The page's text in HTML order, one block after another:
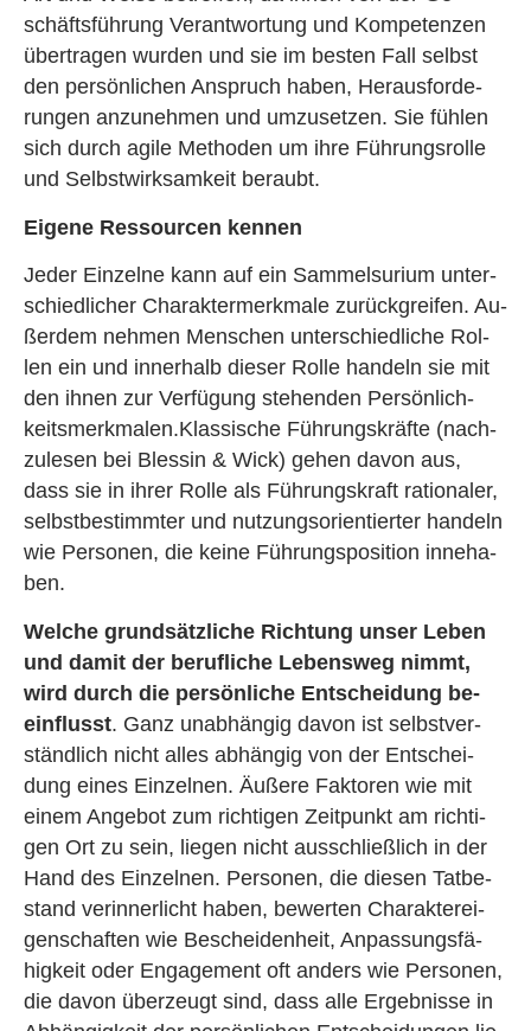
schäfts­füh­rung Ver­ant­wor­tung und Kom­pe­ten­zen
über­tra­gen wur­den und sie im bes­ten Fall selbst
den per­sön­li­chen An­spruch haben, Her­aus­for­de­
run­gen an­zu­neh­men und um­zu­set­zen. Sie füh­len
sich durch agile Me­tho­den um ihre Füh­rungs­rol­le
und Selbst­wirk­sam­keit be­raubt.
Ei­ge­ne Res­sour­cen ken­nen
Jeder Ein­zel­ne kann auf ein Sam­mel­su­ri­um un­ter­
schied­li­cher Cha­rak­ter­merk­ma­le zu­rück­grei­fen. Au­
ßer­dem neh­men Men­schen un­ter­schied­li­che Rol­
len ein und in­ner­halb die­ser Rolle han­deln sie mit
den ihnen zur Ver­fü­gung ste­hen­den Per­sön­lich­
keits­merk­ma­len.Klas­si­sche Füh­rungs­kräf­te (nach­
zu­le­sen bei Bles­sin & Wick) gehen davon aus,
dass sie in ihrer Rolle als Füh­rungs­kraft ra­tio­na­ler,
selbst­be­stimm­ter und nut­zungs­ori­en­tier­ter han­deln
wie Per­so­nen, die keine Füh­rungs­po­si­ti­on in­ne­ha­
ben.
Wel­che grund­sätz­li­che Rich­tung unser Leben
und damit der be­ruf­li­che Le­bens­weg nimmt,
wird durch die per­sön­li­che Ent­schei­dung be­
ein­flusst. Ganz un­ab­hän­gig davon ist selbst­ver­
ständ­lich nicht alles ab­hän­gig von der Ent­schei­
dung eines Ein­zel­nen. Äu­ße­re Fak­to­ren wie mit
einem An­ge­bot zum rich­ti­gen Zeit­punkt am rich­ti­
gen Ort zu sein, lie­gen nicht aus­schlie­ß­lich in der
Hand des Ein­zel­nen. Per­so­nen, die die­sen Tat­be­
stand ver­in­ner­licht haben, be­wer­ten Cha­rak­ter­ei­
gen­schaf­ten wie Be­schei­den­heit, An­pas­sungs­fä­
hig­keit oder En­ga­ge­ment oft an­ders wie Per­so­nen,
die davon über­zeugt sind, dass alle Er­geb­nis­se in